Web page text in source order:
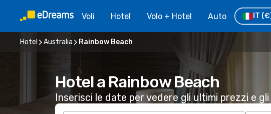
Voli Hotel Volo + Hotel Auto IT
Hotel Australia Rainbow Beach
Hotel a Rainbow Beach
Inserisci le date per vedere gli ultimi prezzi e